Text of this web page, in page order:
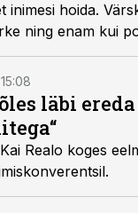
inimesi hoida.
ning enam kui
läbi
Realo koges